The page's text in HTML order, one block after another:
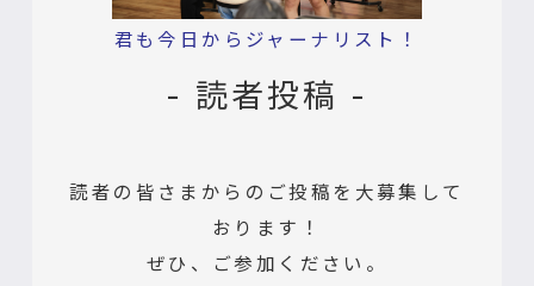
君も今日からジャーナリスト！
- 読者投稿 -
読者の皆さまからのご投稿を大募集して
おります！
ぜひ、ご参加ください。